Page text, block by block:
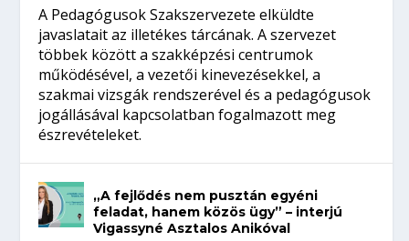
A Pedagógusok Szakszervezete elküldte
javaslatait az illetékes tárcának. A szervezet
többek között a szakképzési centrumok
működésével, a vezetői kinevezésekkel, a
szakmai vizsgák rendszerével és a pedagógusok
jogállásával kapcsolatban fogalmazott meg
észrevételeket.
„A fejlődés nem pusztán egyéni
feladat, hanem közös ügy” – interjú
Vigassyné Asztalos Anikóval